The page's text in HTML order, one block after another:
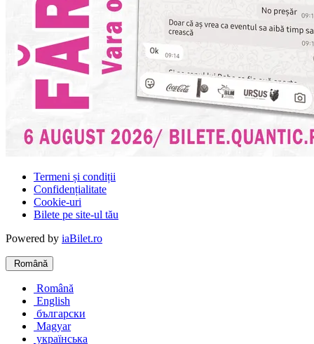
Termeni și condiții
Confidențialitate
Cookie-uri
Bilete pe site-ul tău
Powered by iaBilet.ro
Română
Română
English
български
Magyar
українська